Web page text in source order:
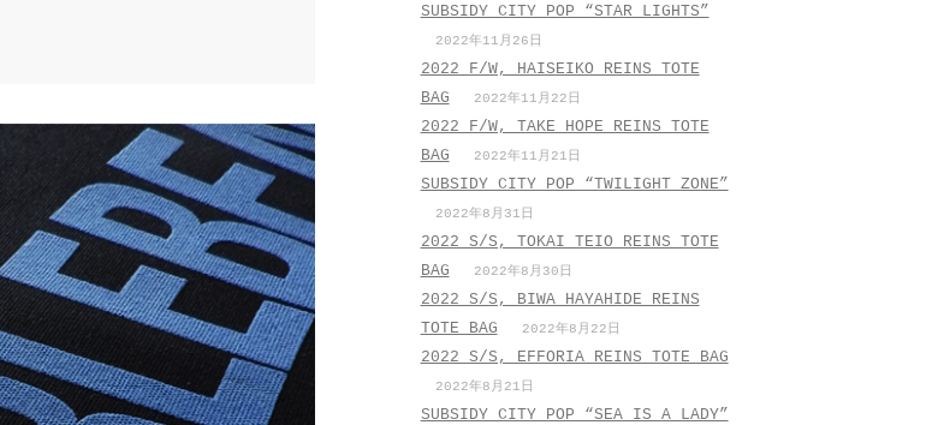
SUBSIDY CITY POP “STAR LIGHTS”
2022年11月26日
2022 F/W, HAISEIKO REINS TOTE
BAG
2022年11月22日
2022 F/W, TAKE HOPE REINS TOTE
BAG
2022年11月21日
SUBSIDY CITY POP “TWILIGHT ZONE”
2022年8月31日
2022 S/S, TOKAI TEIO REINS TOTE
BAG
2022年8月30日
2022 S/S, BIWA HAYAHIDE REINS
TOTE BAG
2022年8月22日
2022 S/S, EFFORIA REINS TOTE BAG
2022年8月21日
SUBSIDY CITY POP “SEA IS A LADY”